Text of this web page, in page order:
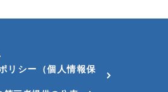
リシー（個人情報保